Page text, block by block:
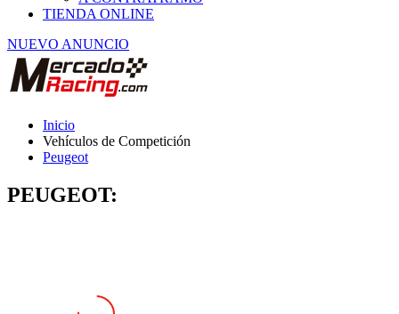
NUEVO ANUNCIO
Vehículos de Competición
Peugeot
PEUGEOT: